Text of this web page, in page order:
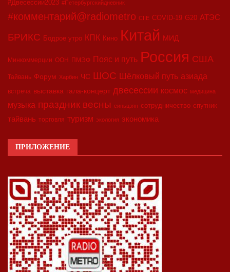
#Двесессии2023 #Петербургскийдневник
#комментарий@radiometro CIIE COVID-19 G20 АТЭС
БРИКС Бодрое утро КПК Кино Китай МИД
Минкоммерции ООН ПМЭФ Пояс и путь Россия США
Тайвань Форум Харбин ЧС ШОС Шёлковый путь азиада
встреча выставка гала-концерт двесессии космос медицина
музыка праздник весны синьцзян сотрудничество спутник
тайвань торговля туризм экология экономика
ПРИЛОЖЕНИЕ